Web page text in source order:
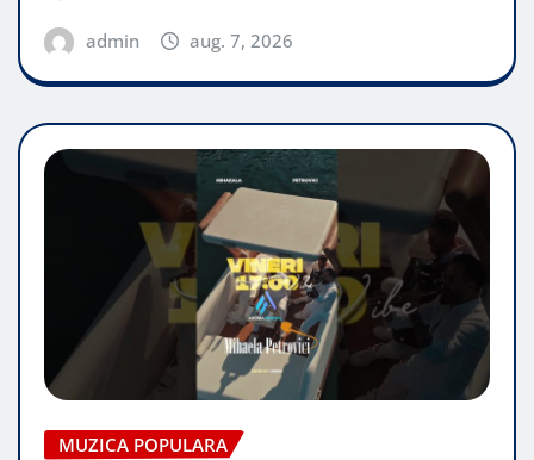
admin aug. 7, 2026
MUZICA POPULARA